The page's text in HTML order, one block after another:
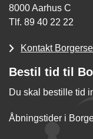
8000 Aarhus C
Tlf. 89 40 22 22
Kontakt
Bestil tid til
Du skal bestille tid
Åbningstider i